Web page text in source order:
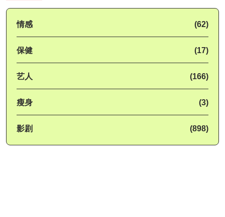
情感 (62)
保健 (17)
艺人 (166)
瘦身 (3)
影剧 (898)